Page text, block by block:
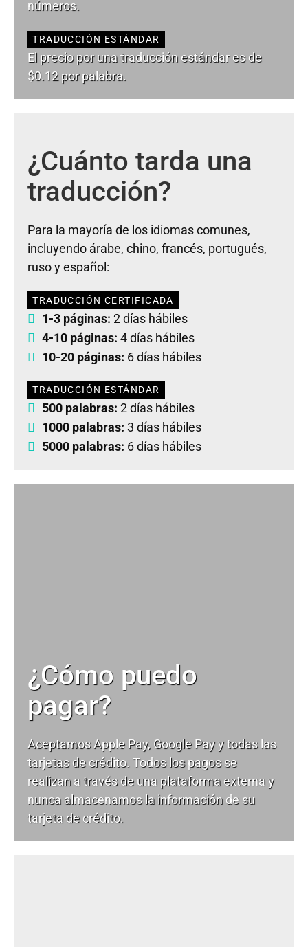
números.
TRADUCCIÓN ESTÁNDAR
El precio por una traducción estándar es de
$0.12 por palabra.
¿Cuánto tarda una
traducción?
Para la mayoría de los idiomas comunes,
incluyendo árabe, chino, francés, portugués,
ruso y español:
TRADUCCIÓN CERTIFICADA
1-3 páginas: 2 días hábiles
4-10 páginas: 4 días hábiles
10-20 páginas: 6 días hábiles
TRADUCCIÓN ESTÁNDAR
500 palabras: 2 días hábiles
1000 palabras: 3 días hábiles
5000 palabras: 6 días hábiles
¿Cómo puedo
pagar?
Aceptamos Apple Pay, Google Pay y todas las
tarjetas de crédito. Todos los pagos se
realizan a través de una plataforma externa y
nunca almacenamos la información de su
tarjeta de crédito.